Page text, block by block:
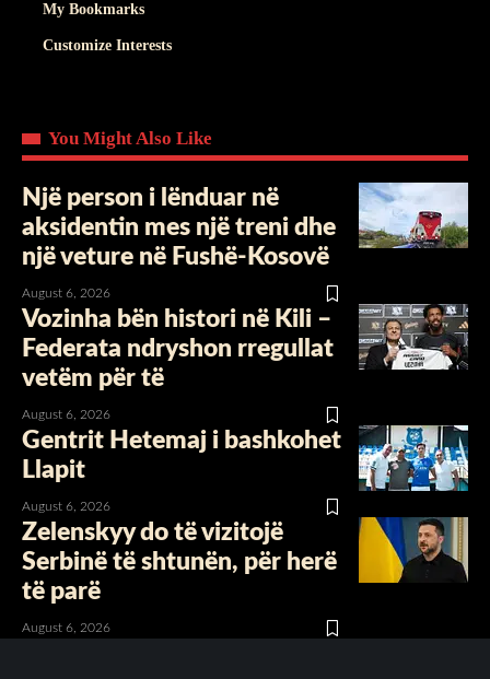
My Bookmarks
Customize Interests
You Might Also Like
Një person i lënduar në
aksidentin mes një treni dhe
një veture në Fushë-Kosovë
August 6, 2026
Vozinha bën histori në Kili –
Federata ndryshon rregullat
vetëm për të
August 6, 2026
Gentrit Hetemaj i bashkohet
Llapit
August 6, 2026
Zelenskyy do të vizitojë
Serbinë të shtunën, për herë
të parë
August 6, 2026